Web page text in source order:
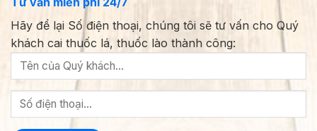
Hãy để lại Số điện thoại, chúng tôi sẽ tư vấn cho Quý
khách cai thuốc lá, thuốc lào thành công: